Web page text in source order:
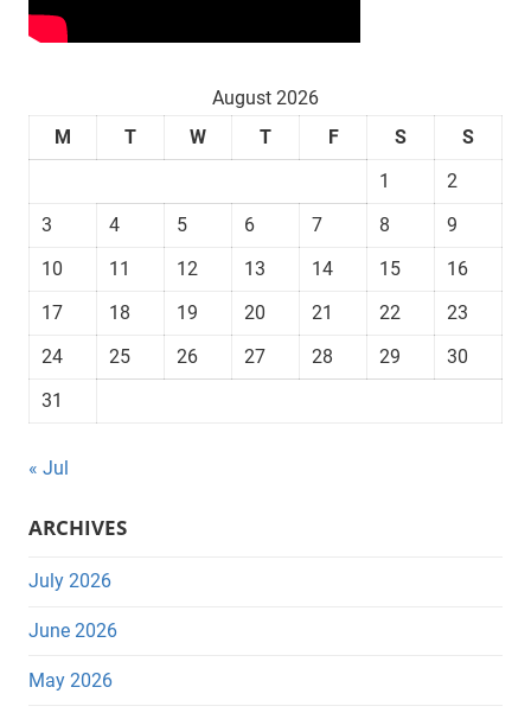
August 2026
M
T W T F S
S
1
2
3
4 5 6 7 8
9
10
11 12 13 14 15
16
17
18 19 20 21 22
23
24
25 26 27 28 29
30
31
« Jul
ARCHIVES
July 2026
June 2026
May 2026